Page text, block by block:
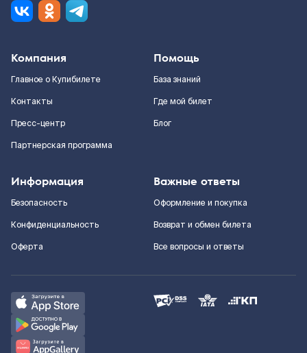
Компания
Главное о Купибилете
Контакты
Пресс-центр
Партнерская программа
Помощь
База знаний
Где мой билет
Блог
Информация
Безопасность
Конфиденциальность
Оферта
Важные ответы
Оформление и покупка
Возврат и обмен билета
Все вопросы и ответы